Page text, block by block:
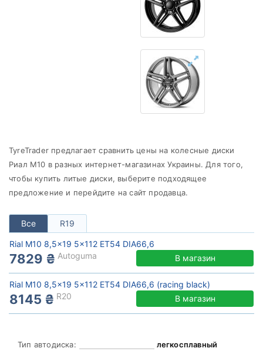
TyreTrader предлагает сравнить цены на колесные диски
Риал M10 в разных интернет-магазинах Украины. Для того,
чтобы купить литые диски, выберите подходящее
предложение и перейдите на сайт продавца.
Все R19
Rial M10 8,5x19 5x112 ET54 DIA66,6
7829 ₴ Autoguma В магазин
Rial M10 8,5x19 5x112 ET54 DIA66,6 (racing black)
8145 ₴ R20 В магазин
Тип автодиска:
легкосплавный
до
Сбросить Подобрать